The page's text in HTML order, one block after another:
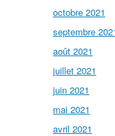
octobre 2021
septembre
août 2021
juillet 2021
juin 2021
mai 2021
avril 2021